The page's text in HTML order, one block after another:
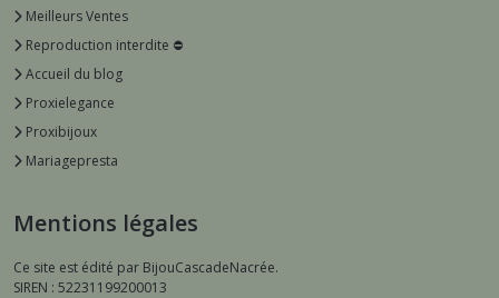
Meilleurs Ventes
Reproduction interdite ⛔️
Accueil du blog
Proxielegance
Proxibijoux
Mariagepresta
Mentions légales
Ce site est édité par BijouCascadeNacrée.
SIREN : 52231199200013